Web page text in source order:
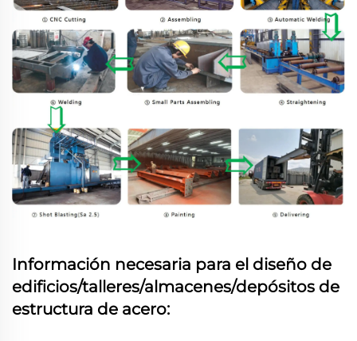
Información necesaria para el diseño de
edificios/talleres/almacenes/depósitos de
estructura de acero: